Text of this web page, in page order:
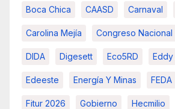
Boca Chica CAASD Carnaval
Carolina Mejía Congreso Nacional
DIDA Digesett Eco5RD Eddy
Edeeste Energía Y Minas FEDA
Fitur 2026 Gobierno Hecmilio